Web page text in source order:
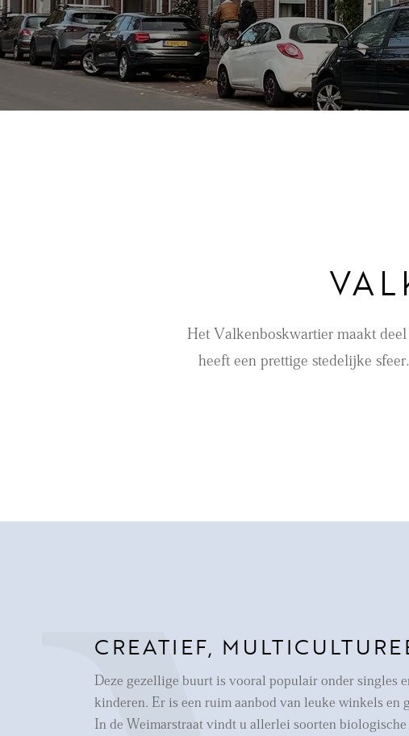
Het Valkenboskwartier maakt
heeft een prettige stedelijke
CREATIEF,
Deze gezellige buurt is vooral populair onder singles
kinderen. Er is een ruim aanbod van leuke winkels en
In de Weimarstraat vindt u allerlei soorten biologische
OVER ONS
CONTACT